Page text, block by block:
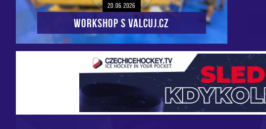
20.06.2026
Workshop s VALCUJ.CZ